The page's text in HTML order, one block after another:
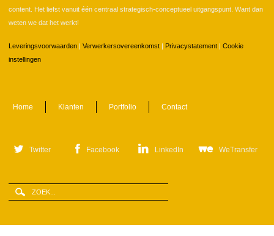
content. Het liefst vanuit één centraal strategisch-conceptueel uitgangspunt. Want dan
weten we dat het werkt!
Leveringsvoorwaarden Verwerkersovereenkomst Privacystatement
Cookie
instellingen
Home Klanten Portfolio Contact
Twitter Facebook LinkedIn WeTransfer
Zoeken